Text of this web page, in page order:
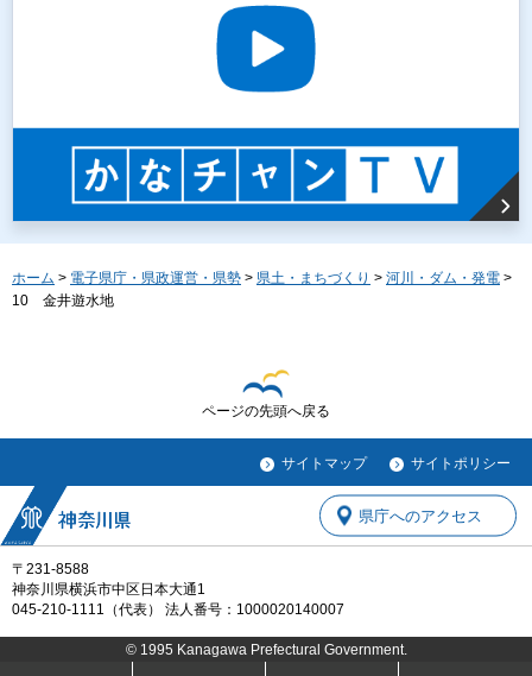
ホーム > 電子県庁・県政運営・県勢 > 県土・まちづくり > 河川・ダム・発電 >
10 金井遊水地
ページの先頭へ戻る
サイトマップ サイトポリシー
〒231-8588
神奈川県横浜市中区日本大通1
045-210-1111（代表） 法人番号：1000020140007
県庁へのアクセス
© 1995 Kanagawa Prefectural Government.